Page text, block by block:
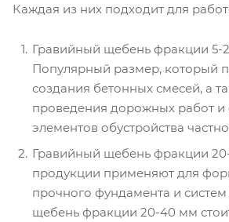
Каждая из них подходит для
Гравийный щебень фракции 5-
Популярный размер, который
создания бетонных смесей, а
проведения дорожных работ
элементов обустройства
Гравийный щебень фракции
продукции применяют для
прочного фундамента и
щебень фракции 20-40 мм